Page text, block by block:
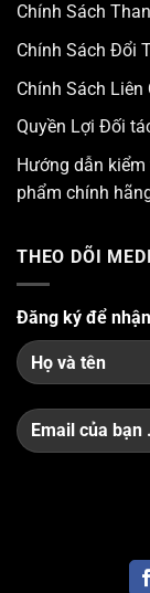
Chính Sách
Chính Sách Đổi
Chính Sách Liên
Quyền Lợi Đối
Hướng dẫn
phẩm chính
THEO DÕI
Đăng ký để